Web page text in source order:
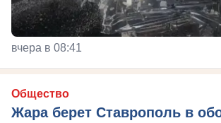
вчера в 08:41
Общество
Жара берет Ставрополь в